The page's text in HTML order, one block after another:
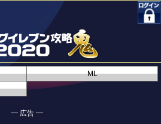
ML
━ 広告 ━